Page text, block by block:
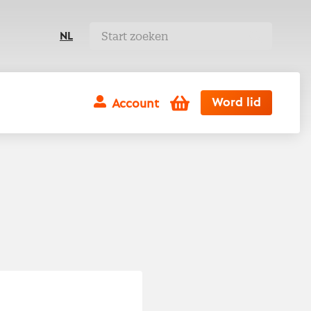
NL
Account Winkelwagen
Word lid